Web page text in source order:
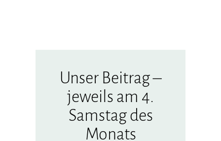
Unser Beitrag –
jeweils am 4.
Samstag des
Monats